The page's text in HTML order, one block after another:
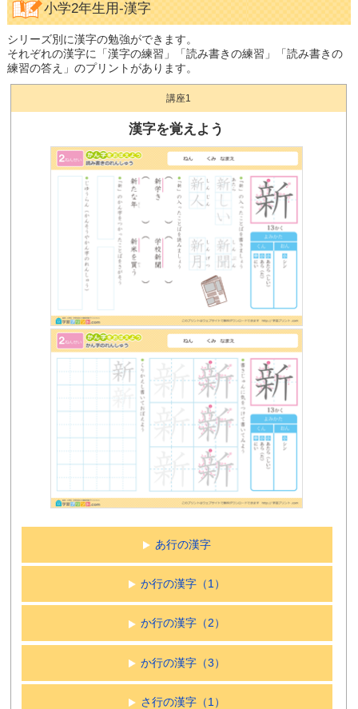
小学2年生用-漢字
シリーズ別に漢字の勉強ができます。
それぞれの漢字に「漢字の練習」「読み書きの練習」「読み書きの
練習の答え」のプリントがあります。
講座1
漢字を覚えよう
あ行の漢字
か行の漢字（1）
か行の漢字（2）
か行の漢字（3）
さ行の漢字（1）